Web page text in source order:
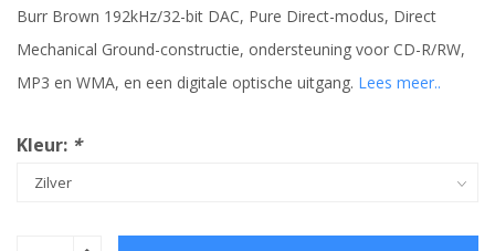
Burr Brown 192kHz/32-bit DAC, Pure Direct-modus, Direct
Mechanical Ground-constructie, ondersteuning voor CD-R/RW,
MP3 en WMA, en een digitale optische uitgang. Lees meer..
Kleur: *